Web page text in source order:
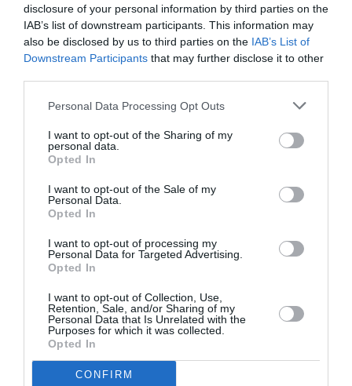
disclosure of your personal information by third parties on the
IAB’s list of downstream participants. This information may
also be disclosed by us to third parties on the IAB’s List of
Downstream Participants that may further disclose it to other
Personal Data Processing Opt Outs
I want to opt-out of the Sharing of my
personal data.
Opted In
I want to opt-out of the Sale of my
Personal Data.
Opted In
I want to opt-out of processing my
Personal Data for Targeted Advertising.
Opted In
I want to opt-out of Collection, Use,
Retention, Sale, and/or Sharing of my
Personal Data that Is Unrelated with the
Purposes for which it was collected.
Opted In
CONFIRM
chiedendo insieme a Hollande unarisposta
unita dell’Europaall’afflusso senza precedenti
che ora vede aprirsi un nuovo preoccupante
fronte nei Balcani. I due leader premono anche
perché l’Ue stili unalista di “Paesi sicuri”, che
permetterebbe di respingere più facilmente i
richiedenti asilo di determinate nazionalità.
In Germania quest’anno potrebbero arrivare
mila persone.
duramente l’
assalto dei neonazisti
a un campo
profughi a Heidenau: “È disgustoso vedere come
Articolo precedente